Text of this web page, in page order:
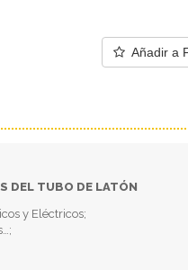
Añadir a
DEL TUBO DE LATÓN
y Eléctricos;